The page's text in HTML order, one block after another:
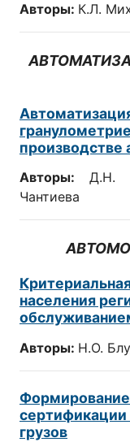
Авторы: К.Л.
производстве
Авторы: Д.Н.
Чантиева
населения
Авторы: Н.О.
сертификации
грузов